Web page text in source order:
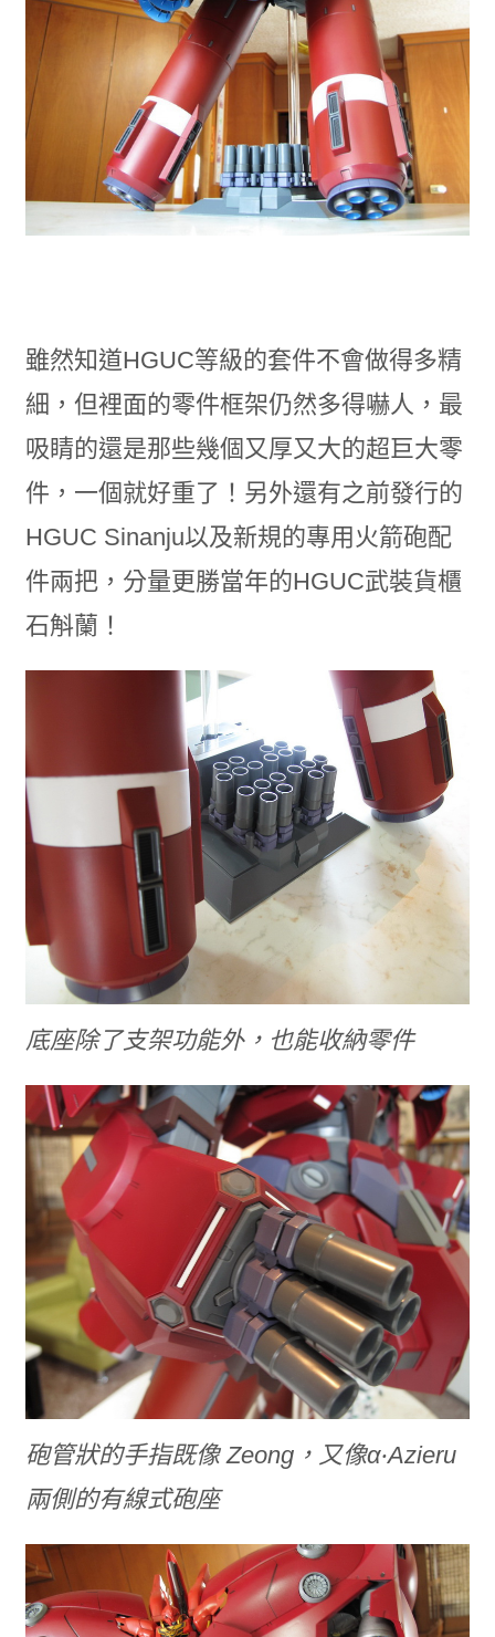
雖然知道HGUC等級的套件不會做得多精
細，但裡面的零件框架仍然多得嚇人，最
吸睛的還是那些幾個又厚又大的超巨大零
件，一個就好重了！另外還有之前發行的
HGUC Sinanju以及新規的專用火箭砲配
件兩把，分量更勝當年的HGUC武裝貨櫃
石斛蘭！
底座除了支架功能外，也能收納零件
砲管狀的手指既像 Zeong，又像α‧Azieru
兩側的有線式砲座